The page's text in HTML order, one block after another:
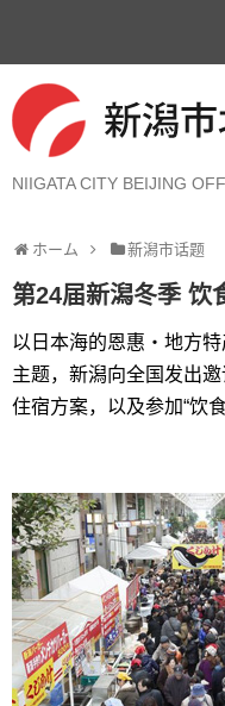
NIIGATA CITY BEIJING
ホーム 新潟市话题
第24届新潟冬季 饮
以日本海的恩惠・地方
主题，新潟向全国发出
住宿方案，以及参加“饮